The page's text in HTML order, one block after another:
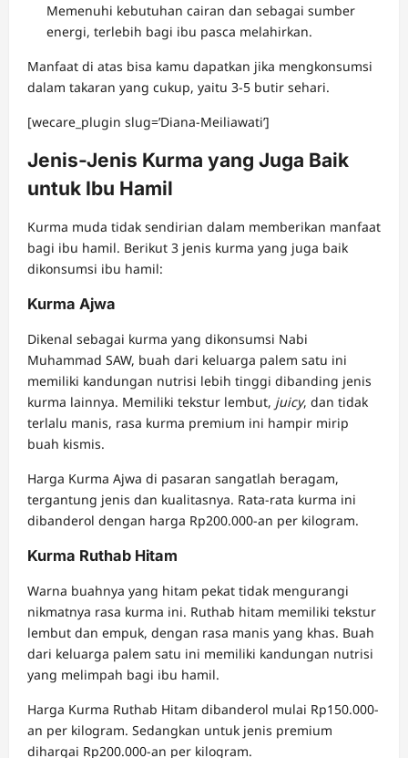
Memenuhi kebutuhan cairan dan sebagai sumber
energi, terlebih bagi ibu pasca melahirkan.
Manfaat di atas bisa kamu dapatkan jika mengkonsumsi
dalam takaran yang cukup, yaitu 3-5 butir sehari.
[wecare_plugin slug=’Diana-Meiliawati’]
Jenis-Jenis Kurma yang Juga Baik
untuk Ibu Hamil
Kurma muda tidak sendirian dalam memberikan manfaat
bagi ibu hamil. Berikut 3 jenis kurma yang juga baik
dikonsumsi ibu hamil:
Kurma Ajwa
Dikenal sebagai kurma yang dikonsumsi Nabi
Muhammad SAW, buah dari keluarga palem satu ini
memiliki kandungan nutrisi lebih tinggi dibanding jenis
kurma lainnya. Memiliki tekstur lembut, juicy, dan tidak
terlalu manis, rasa kurma premium ini hampir mirip
buah kismis.
Harga Kurma Ajwa di pasaran sangatlah beragam,
tergantung jenis dan kualitasnya. Rata-rata kurma ini
dibanderol dengan harga Rp200.000-an per kilogram.
Kurma Ruthab Hitam
Warna buahnya yang hitam pekat tidak mengurangi
nikmatnya rasa kurma ini. Ruthab hitam memiliki tekstur
lembut dan empuk, dengan rasa manis yang khas. Buah
dari keluarga palem satu ini memiliki kandungan nutrisi
yang melimpah bagi ibu hamil.
Harga Kurma Ruthab Hitam dibanderol mulai Rp150.000-
an per kilogram. Sedangkan untuk jenis premium
dihargai Rp200.000-an per kilogram.